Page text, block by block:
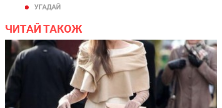
УГАДАЙ
ЧИТАЙ ТАКОЖ